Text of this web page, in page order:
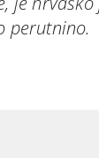
perutnino.